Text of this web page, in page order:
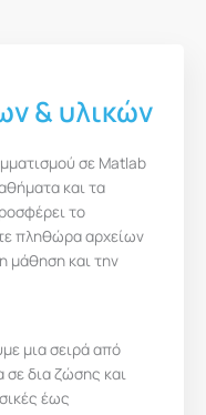
& υλικών
σε Matlab
και τα
το
πληθώρα αρχείων
μάθηση και την
μια σειρά από
σε δια ζώσης και
έως